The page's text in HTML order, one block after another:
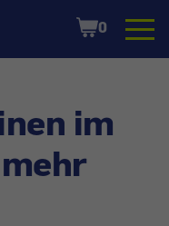
Shopping
Cart
0
im